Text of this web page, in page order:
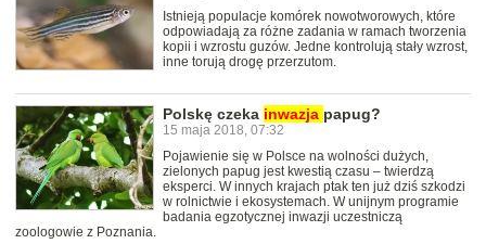
Istnieją populacje komórek nowotworowych, które
odpowiadają za różne zadania w ramach tworzenia
kopii i wzrostu guzów. Jedne kontrolują stały wzrost,
inne torują drogę przerzutom.
Polskę czeka inwazja papug?
15 maja 2018, 07:32
Pojawienie się w Polsce na wolności dużych,
zielonych papug jest kwestią czasu – twierdzą
eksperci. W innych krajach ptak ten już dziś szkodzi
w rolnictwie i ekosystemach. W unijnym programie
badania egzotycznej inwazji uczestniczą
zoologowie z Poznania.